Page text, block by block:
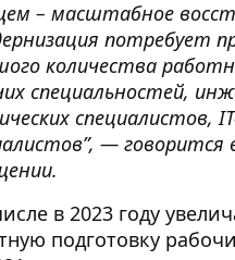
– масштабное
потребует
количества
специальностей,
специалистов,
— говорится
в 2023 году
подготовку